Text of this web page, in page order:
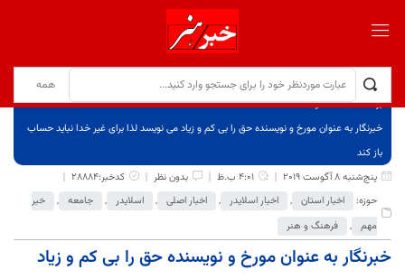
برگ نخست
نوشته‌ها
خبرنگار به عنوان مورخ و نویسنده حق را بی کم و زیاد می نویسد لذا برای غیر خدا نباید حساب
باز کند
پنج‌شنبه 8 آگوست 2019
4:01 ب.ظ بدون نظر
کدخبر:28884
حوزه:
اخبار استان , اخبار اسلایدر , اخبار اصلی , اسلایدر , جامعه ,
خبر
مهم , فرهنگ و هنر
خبرنگار به عنوان مورخ و نویسنده حق را بی کم و زیاد